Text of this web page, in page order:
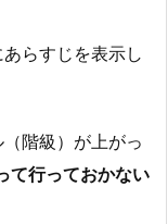
らすじを表示し
階級）が上がっ
て行っておかない